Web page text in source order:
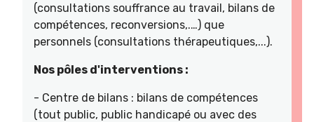
(consultations souffrance au travail, bilans de
compétences, reconversions,.…) que
personnels (consultations thérapeutiques,...).
Nos pôles d'interventions :
- Centre de bilans : bilans de compétences
(tout public, public handicapé ou avec des